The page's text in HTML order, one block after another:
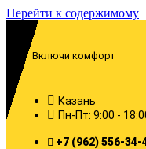
Перейти к содержимому
Включи комфорт
Казань
Пн-Пт: 9:00 -
+7 (962) 556-34-